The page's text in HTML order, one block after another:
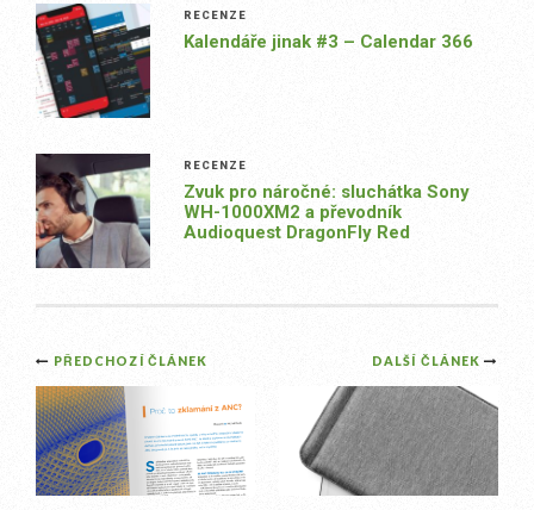
RECENZE
Kalendáře jinak #3 – Calendar 366
RECENZE
Zvuk pro náročné: sluchátka Sony
WH-1000XM2 a převodník
Audioquest DragonFly Red
Post
navigation
DALŠÍ ČLÁNEK
PŘEDCHOZÍ ČLÁNEK